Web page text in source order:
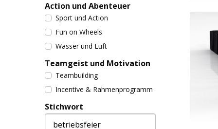
Action und Abenteuer
Sport und Action
Fun on Wheels
Wasser und Luft
Teamgeist und Motivation
Teambuilding
Incentive & Rahmenprogramm
Stichwort